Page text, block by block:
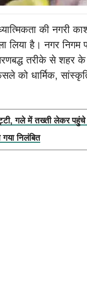
की नगरी
लिया है। नगर
तरीके से शहर के
को धार्मिक,
गले में तख्ती लेकर पहुंचे
निलंबित